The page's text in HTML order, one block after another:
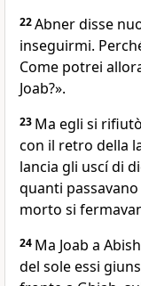
22Abner disse
inseguirmi.
Come potrei
Joab?».
23 Ma egli si
con il retro della
lancia gli uscí di
quanti
morto si
24 Ma Joab a
del sole essi